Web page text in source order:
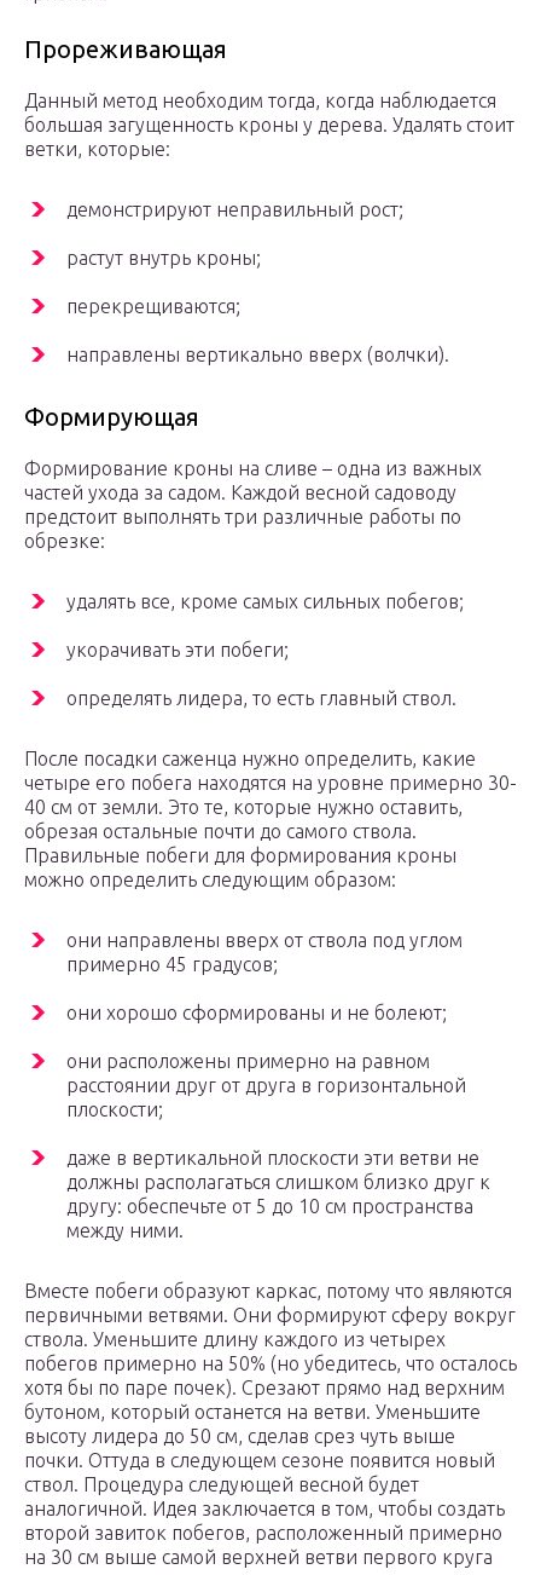
Прореживающая
Данный метод необходим тогда, когда наблюдается
большая загущенность кроны у дерева. Удалять стоит
ветки, которые:
демонстрируют неправильный рост;
растут внутрь кроны;
перекрещиваются;
направлены вертикально вверх (волчки).
Формирующая
Формирование кроны на сливе – одна из важных
частей ухода за садом. Каждой весной садоводу
предстоит выполнять три различные работы по
обрезке:
удалять все, кроме самых сильных побегов;
укорачивать эти побеги;
определять лидера, то есть главный ствол.
После посадки саженца нужно определить, какие
четыре его побега находятся на уровне примерно 30-
40 см от земли. Это те, которые нужно оставить,
обрезая остальные почти до самого ствола.
Правильные побеги для формирования кроны
можно определить следующим образом:
они направлены вверх от ствола под углом
примерно 45 градусов;
они хорошо сформированы и не болеют;
они расположены примерно на равном
расстоянии друг от друга в горизонтальной
плоскости;
даже в вертикальной плоскости эти ветви не
должны располагаться слишком близко друг к
другу: обеспечьте от 5 до 10 см пространства
между ними.
Вместе побеги образуют каркас, потому что являются
первичными ветвями. Они формируют сферу вокруг
ствола. Уменьшите длину каждого из четырех
побегов примерно на 50% (но убедитесь, что осталось
хотя бы по паре почек). Срезают прямо над верхним
бутоном, который останется на ветви. Уменьшите
высоту лидера до 50 см, сделав срез чуть выше
почки. Оттуда в следующем сезоне появится новый
ствол. Процедура следующей весной будет
аналогичной. Идея заключается в том, чтобы создать
второй завиток побегов, расположенный примерно
на 30 см выше самой верхней ветви первого круга